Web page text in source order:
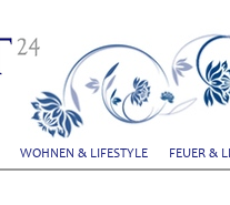
WOHNEN & LIFESTYLE FEUER &